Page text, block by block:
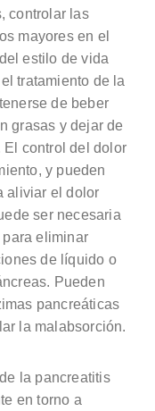
controlar las
mayores en el
estilo de vida
tratamiento de la
de beber
grasas y dejar de
El control del dolor
y pueden
aliviar el dolor
ser necesaria
eliminar
de líquido o
Pueden
pancreáticas
la malabsorción.
la pancreatitis
en torno a